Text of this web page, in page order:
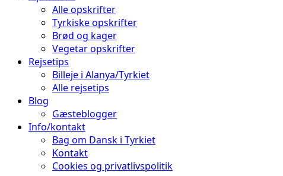
Alle opskrifter
Tyrkiske opskrifter
Brød og kager
Vegetar opskrifter
Rejsetips
Billeje i Alanya/Tyrkiet
Alle rejsetips
Blog
Gæsteblogger
Info/kontakt
Bag om Dansk i Tyrkiet
Kontakt
Cookies og privatlivspolitik